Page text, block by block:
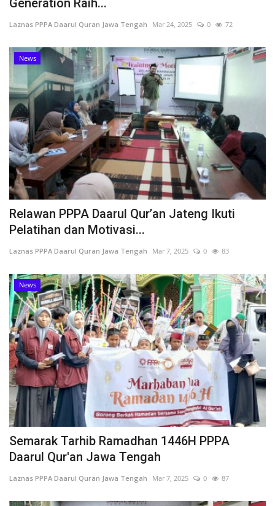
Laznas PPPA Daarul Quran Jawa Tengah Mar 24, 2025 0 72
News
Relawan PPPA Daarul Qur’an Jateng Ikuti
Pelatihan dan Motivasi...
Laznas PPPA Daarul Quran Jawa Tengah Mar 7, 2025 0 83
News
Semarak Tarhib Ramadhan 1446H PPPA
Daarul Qur'an Jawa Tengah
Laznas PPPA Daarul Quran Jawa Tengah Mar 7, 2025 0 87